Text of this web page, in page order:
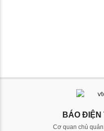
BÁO ĐIỆN
Cơ quan chủ